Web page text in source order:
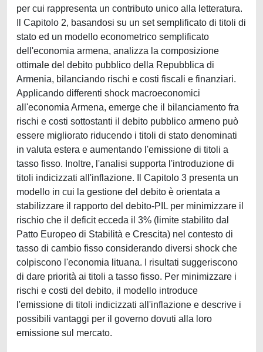
per cui rappresenta un contributo unico alla letteratura.
Il Capitolo 2, basandosi su un set semplificato di titoli di
stato ed un modello econometrico semplificato
dell'economia armena, analizza la composizione
ottimale del debito pubblico della Repubblica di
Armenia, bilanciando rischi e costi fiscali e finanziari.
Applicando differenti shock macroeconomici
all'economia Armena, emerge che il bilanciamento fra
rischi e costi sottostanti il debito pubblico armeno può
essere migliorato riducendo i titoli di stato denominati
in valuta estera e aumentando l'emissione di titoli a
tasso fisso. Inoltre, l'analisi supporta l'introduzione di
titoli indicizzati all'inflazione. Il Capitolo 3 presenta un
modello in cui la gestione del debito è orientata a
stabilizzare il rapporto del debito-PIL per minimizzare il
rischio che il deficit ecceda il 3% (limite stabilito dal
Patto Europeo di Stabilità e Crescita) nel contesto di
tasso di cambio fisso considerando diversi shock che
colpiscono l'economia lituana. I risultati suggeriscono
di dare priorità ai titoli a tasso fisso. Per minimizzare i
rischi e costi del debito, il modello introduce
l'emissione di titoli indicizzati all'inflazione e descrive i
possibili vantaggi per il governo dovuti alla loro
emissione sul mercato.